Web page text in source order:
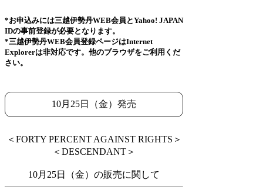
*お申込みには三越伊勢丹WEB会員とYahoo! JAPAN
IDの事前登録が必要となります。
*三越伊勢丹WEB会員登録ページはInternet
Explorerは非対応です。他のブラウザをご利用くだ
さい。
10月25日（金）発売
＜FORTY PERCENT AGAINST RIGHTS＞
＜DESCENDANT＞
10月25日（金）の販売に関して